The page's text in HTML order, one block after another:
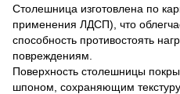
Столешница изготовлена по
применения ЛДСП), что
способность противостоять
повреждениям.
Поверхность столешницы
шпоном, сохраняющим